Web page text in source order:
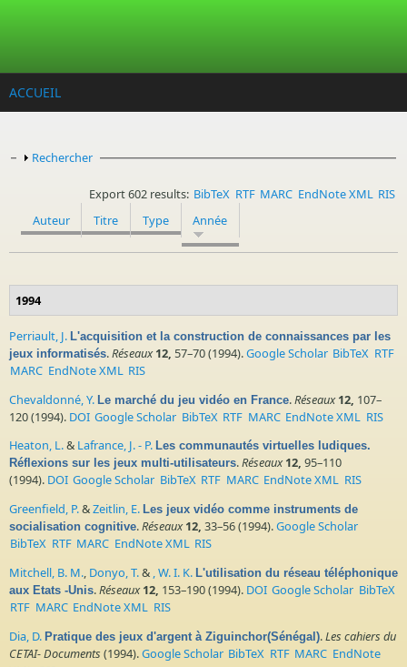
ACCUEIL
Afficher
Rechercher
Export 602 results: BibTeX RTF MARC EndNote XML RIS
Auteur
Titre Type Année
1994
Perriault, J. L'acquisition et la construction de connaissances par les
jeux informatisés.Réseaux 12, 57–70 (1994).Google Scholar BibTeX RTF
MARC EndNote XML RIS
Chevaldonné, Y. Le marché du jeu vidéo en France.Réseaux 12, 107–
120 (1994). DOI Google Scholar BibTeX RTF MARC EndNote XML
RIS
Heaton, L.& Lafrance, J. - P. Les communautés virtuelles ludiques.
Réflexions sur les jeux multi-utilisateurs.Réseaux 12, 95–110
(1994). DOI Google Scholar BibTeX RTF MARC EndNote XML RIS
Greenfield, P.&Zeitlin, E. Les jeux vidéo comme instruments de
socialisation cognitive.Réseaux 12, 33–56 (1994).Google Scholar
BibTeX RTF MARC EndNote XML RIS
Mitchell, B. M., Donyo, T.& , W. I. K. L'utilisation du réseau téléphonique
aux Etats -Unis.Réseaux 12, 153–190 (1994). DOI Google Scholar BibTeX
RTF MARC EndNote XML RIS
Dia, D. Pratique des jeux d'argent à Ziguinchor(Sénégal).Les cahiers du
CETAI- Documents (1994).Google Scholar BibTeX RTF MARC EndNote